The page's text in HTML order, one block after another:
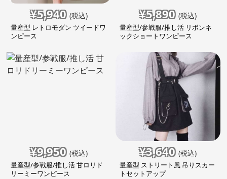
¥5,940 (税込)
量産型 レトロモダン ツイードワ
ンピース
¥5,890 (税込)
量産型/参戦服/推し活 リボンネ
ックショートワンピース
¥9,950 (税込)
量産型/参戦服/推し活 甘ロリド
リーミーワンピース
¥3,640 (税込)
量産型 ストリート風 吊りスカー
トセットアップ